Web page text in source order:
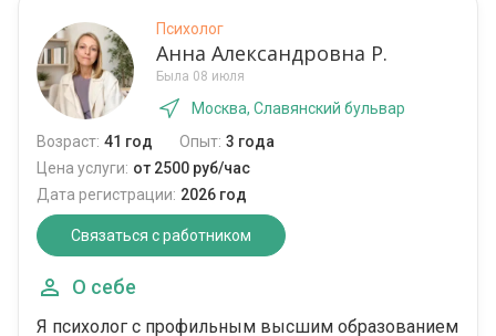
Психолог
Анна Александровна Р.
Была 08 июля
Москва, Славянский бульвар
Возраст: 41 год Опыт: 3 года
Цена услуги: от 2500 руб/час
Дата регистрации: 2026 год
Связаться с работником
О себе
Я психолог с профильным высшим образованием